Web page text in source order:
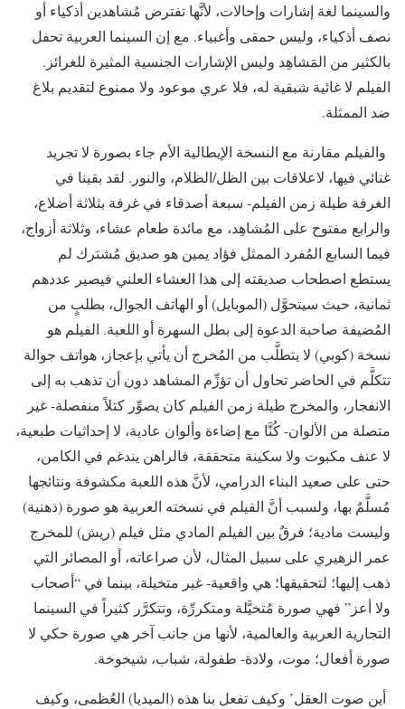
والسينما لغة إشارات وإحالات، لأنَّها تفترض مُشاهدين أذكياء أو
نصف أذكياء، وليس حمقى وأغبياء. مع إن السينما العربية تحفل
بالكثير من المَشاهِد وليس الإشارات الجنسية المثيرة للغرائز.
الفيلم لا غائية شبقية له، فلا عري موعود ولا ممنوع لتقديم بلاغ
ضد الممثلة.
والفيلم مقارنة مع النسخة الإيطالية الأم جاء بصورة لا تجريد
غنائي فيها، لاعلاقات بين الظل/الظلام، والنور. لقد بقينا في
الغرفة طيلة زمن الفيلم- سبعة أصدقاء في غرفة بثلاثة أضلاع،
والرابع مفتوح على المُشاهِد، مع مائدة طعام عشاء، وثلاثة أزواج،
فيما السابع المُفرد الممثل فؤاد يمين هو صديق مُشترك لم
يستطع اصطحاب صديقته إلى هذا العشاء العلني فيصير عددهم
ثمانية، حيث سيتحوَّل (الموبايل) أو الهاتف الجوال، بطلبٍ من
المُضيفة صاحبة الدعوة إلى بطل السهرة أو اللعبة. الفيلم هو
نسخة (كوبي) لا يتطلَّب من المُخرج أن يأتي بإعجاز، هواتف جوالة
تتكلَّم في الحاضر تحاول أن تؤزِّم المشاهد دون أن تذهب به إلى
الانفجار، والمخرج طيلة زمن الفيلم كان يصوِّر كتلاً منفصلة- غير
متصلة من الألوان- كُنَّا مع إضاءة وألوان عادية، لا إحداثيات طبعية،
لا عنف مكبوت ولا سكينة متحققة، فالراهن يندغم في الكامن،
حتى على صعيد البناء الدرامي، لأنَّ هذه اللعبة مكشوفة ونتائجها
مُسلَّمٌ بها، ولسبب أنَّ الفيلم في نسخته العربية هو صورة (ذهنية)
وليست مادية؛ فرقٌ بين الفيلم المادي مثل فيلم (ريش) للمخرج
عمر الزهيري على سبيل المثال، لأن صراعاته، أو المصائر التي
ذهب إليها؛ لتحقيقها؛ هي واقعية- غير متخيلة، بينما في “أصحاب
ولا أعز” فهي صورة مُتخيَّلة ومتكررِّة، وتتكرَّر كثيراً في السينما
التجارية العربية والعالمية، لأنها من جانب آخر هي صورة حكي لا
صورة أفعال؛ موت، ولادة- طفولة، شباب، شيخوخة.
أين صوت العقل’ وكيف تفعل بنا هذه (الميديا) العُظمى، وكيف